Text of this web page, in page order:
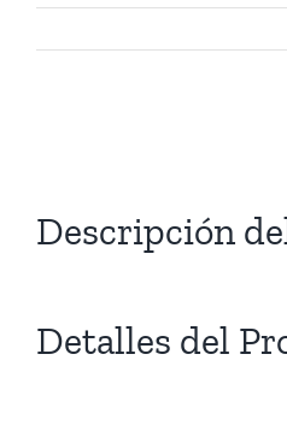
grande
Descripción
Detalles del